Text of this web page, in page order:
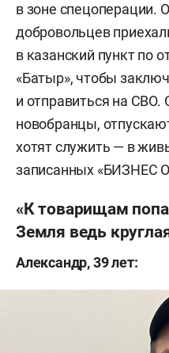
в зоне спецоперации.
добровольцев
в казанский пункт по
«Батыр», чтобы
и отправиться на СВО.
новобранцы,
хотят служить — в
записанных «БИЗНЕС
«К товарищам
Земля ведь
Александр, 39 лет: